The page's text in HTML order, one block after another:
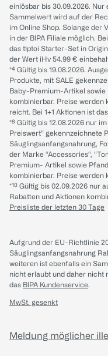
einlösbar bis 30.09.2026.
Sammelwert wird auf der
im Online Shop. Solange der
in der BIPA Filiale möglich.
das tiptoi Starter-Set in
der Wert iHv 54.99 €
*⁴ Gültig bis 19.08.2026.
Produkte, mit SALE
Baby-Premium-Artikel sowie
kombinierbar. Preise werden
reicht. Bei 1+1 Aktionen ist
*⁸ Gültig bis 12.08.2026 nur
Preiswert“ gekennzeichnete
Säuglingsanfangsnahrung,
der Marke “Accessories“,
Premium- Artikel sowie
kombinierbar. Preise werden
*¹⁰ Gültig bis 02.09.2026 nur
Rabatten und Aktionen
Preisliste der letzten 30 Tage
Aufgrund der EU-Richtlinie
Säuglingsanfangsnahrung
weiteren ist ebenfalls ein
nicht erlaubt und daher nicht
das BIPA Kundenservice.
MwSt. gesenkt
Meldung möglicher